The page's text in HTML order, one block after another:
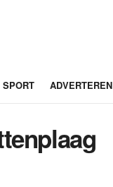
SPORT ADVERTEREN